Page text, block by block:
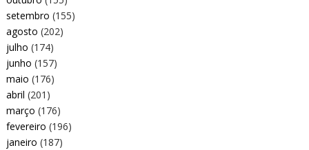
setembro (155)
agosto (202)
julho (174)
junho (157)
maio (176)
abril (201)
março (176)
fevereiro (196)
janeiro (187)